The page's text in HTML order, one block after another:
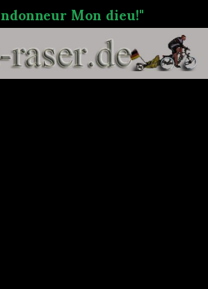
Mon dieu!"